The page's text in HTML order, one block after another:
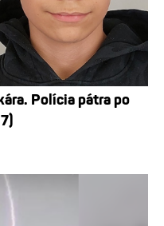
Polícia pátra po